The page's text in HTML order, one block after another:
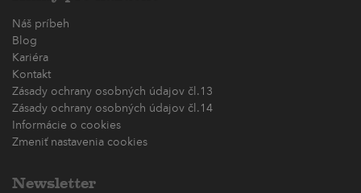
Náš príbeh
Blog
Kariéra
Kontakt
Zásady ochrany osobných údajov čl.13
Zásady ochrany osobných údajov čl.14
Informácie o cookies
Zmeniť nastavenia cookies
Newsletter